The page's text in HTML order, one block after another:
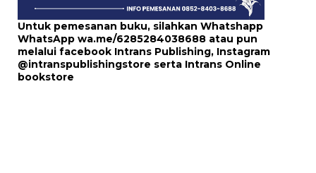
Untuk pemesanan buku, silahkan Whatshapp
WhatsApp wa.me/6285284038688 atau pun
melalui facebook Intrans Publishing, Instagram
@intranspublishingstore serta Intrans Online
bookstore